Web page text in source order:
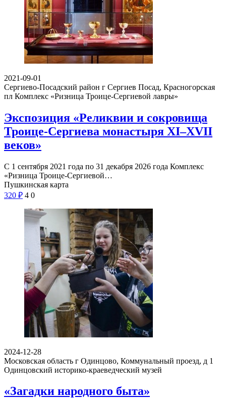
2021-09-01
Сергиево-Посадский район г Сергиев Посад, Красногорская
пл Комплекс «Ризница Троице-Сергиевой лавры»
Экспозиция «Реликвии и сокровища
Троице-Сергиева монастыря XI–XVII
веков»
С 1 сентября 2021 года по 31 декабря 2026 года Комплекс
«Ризница Троице-Сергиевой…
Пушкинская карта
320 ₽ 4 0
2024-12-28
Московская область г Одинцово, Коммунальный проезд, д 1
Одинцовский историко-краеведческий музей
«Загадки народного быта»